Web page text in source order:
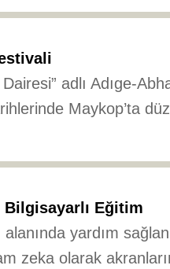
adlı Adıge-
Maykop’ta
Eğitim
yardım
zeka olarak